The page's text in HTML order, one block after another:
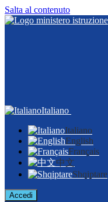
Salta al contenuto
Italiano
Italiano
English
Français
中文
Shqiptare
Accedi